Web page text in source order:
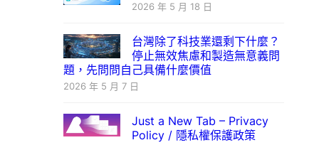
2026 年 5 月 18 日
台灣除了科技業還剩下什麼？
停止無效焦慮和製造無意義問
題，先問問自己具備什麼價值
2026 年 5 月 7 日
Just a New Tab – Privacy
Policy / 隱私權保護政策